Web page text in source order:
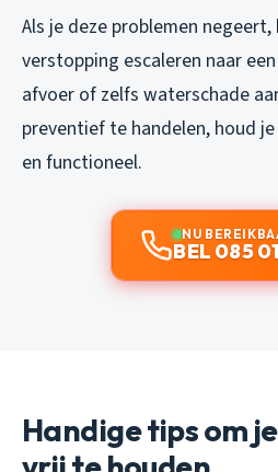
Als je deze problemen negeert,
verstopping escaleren naar
afvoer of zelfs waterschade
preventief te handelen, houd
en functioneel.
NU
BEL 085
Handige tips om